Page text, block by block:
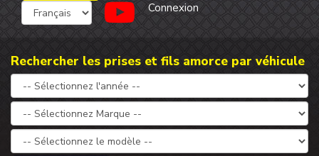
Connexion
Rechercher les prises et fils amorce par véhicule